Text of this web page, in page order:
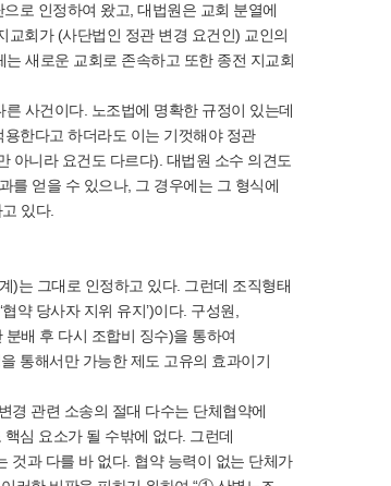
로 인정하여 왔고, 대법원은 교회 분열에
회가 (사단법인 정관 변경 요건인) 교인의
새로운 교회로 존속하고 또한 종전 지교회
사건이다. 노조법에 명확한 규정이 있는데
한다고 하더라도 이는 기껏해야 정관
아니라 요건도 다르다). 대법원 소수 의견도
를 얻을 수 있으나, 그 경우에는 그 형식에
있다.
)는 그대로 인정하고 있다. 그런데 조직형태
약 당사자 지위 유지’)이다. 구성원,
배 후 다시 조합비 징수)을 통하여
통해서만 가능한 제도 고유의 효과이기
경 관련 소송의 절대 다수는 단체협약에
심 요소가 될 수밖에 없다. 그런데
것과 다를 바 없다. 협약 능력이 없는 단체가